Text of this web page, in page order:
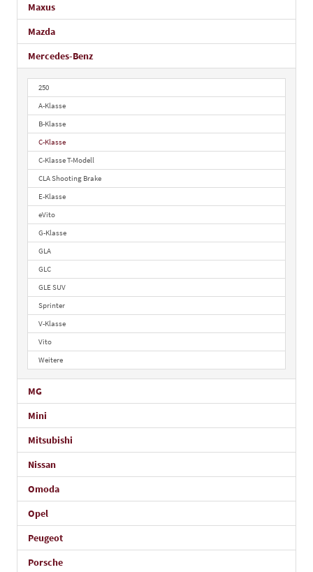
Maxus
Mazda
Mercedes-Benz
250
A-Klasse
B-Klasse
C-Klasse
C-Klasse T-Modell
CLA Shooting Brake
E-Klasse
eVito
G-Klasse
GLA
GLC
GLE SUV
Sprinter
V-Klasse
Vito
Weitere
MG
Mini
Mitsubishi
Nissan
Omoda
Opel
Peugeot
Porsche